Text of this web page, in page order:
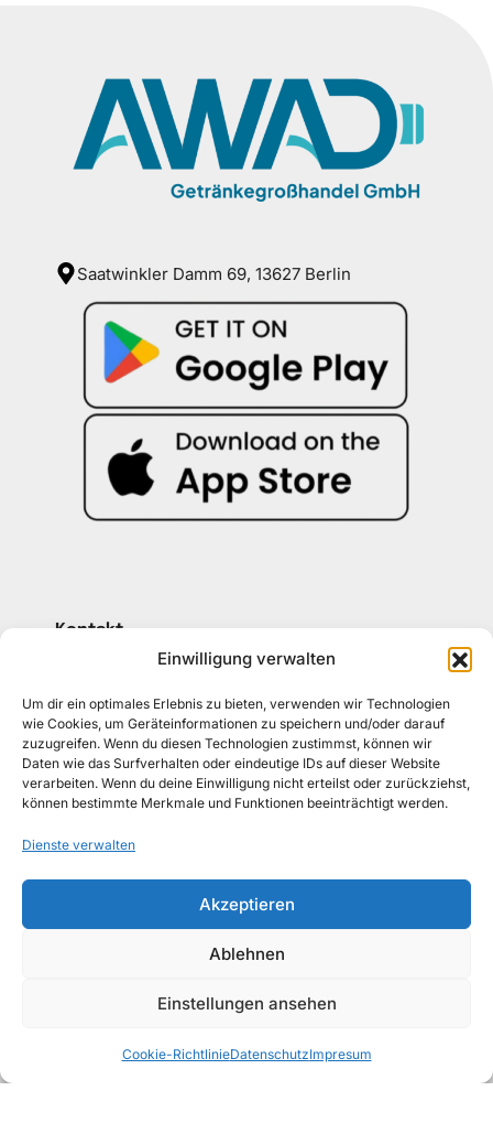
Einwilligung verwalten
Um dir ein optimales Erlebnis zu bieten, verwenden wir Technologien
wie Cookies, um Geräteinformationen zu speichern und/oder darauf
zuzugreifen. Wenn du diesen Technologien zustimmst, können wir
Daten wie das Surfverhalten oder eindeutige IDs auf dieser Website
verarbeiten. Wenn du deine Einwilligung nicht erteilst oder zurückziehst,
können bestimmte Merkmale und Funktionen beeinträchtigt werden.
Dienste verwalten
Akzeptieren
Ablehnen
Einstellungen ansehen
Cookie-RichtlinieDatenschutzImpresum
Saatwinkler Damm 69, 13627 Berlin
Kontakt
030 30 34 22 77
Unsere Richtlinien
ALLGEMEINE GESCHÄFTSBEDINGUNGEN
WIDERRUFSBELEHRUNG
PüreeMix
Bartools
Snacks
Fruchtsäfte
Wasser Softdrinks